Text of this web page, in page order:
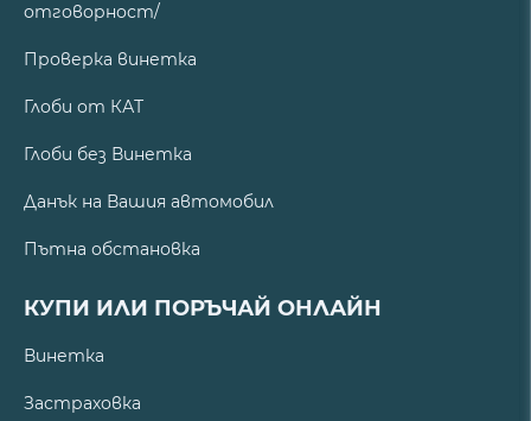
отговорност/
Проверка винетка
Глоби от КАТ
Глоби без Винетка
Данък на Вашия автомобил
Пътна обстановка
КУПИ ИЛИ ПОРЪЧАЙ ОНЛАЙН
Винетка
Застраховка